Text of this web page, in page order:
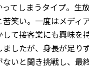
てしまうタイプ。生
笑い。一度はメディ
て接客業にも興味を
したが、身長が足り
いと聞き挑戦し、最